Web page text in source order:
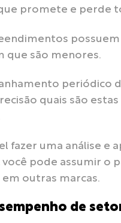
promete e perde
que são menores.
periódico
quais são
fazer uma análise
você pode assumir o
outras marcas.
de